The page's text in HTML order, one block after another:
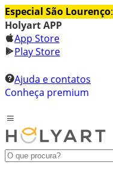
Especial São Lourenço:
Holyart APP
App Store
Play Store
Ajuda e contatos
Conheça premium